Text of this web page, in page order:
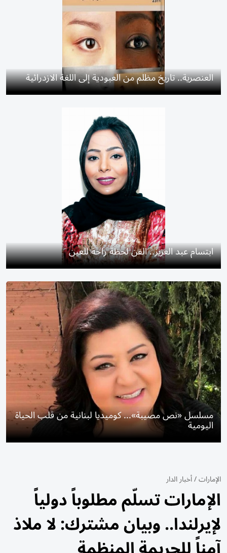
العنصرية.. تاريخ مظلم من العبودية إلى اللغة الازدرائية
ابتسام عبد العزيز.. الفن لحظة راحة للعين
مسلسل «نص مصيبة»... كوميديا لبنانية من قلب الحياة
اليومية
الإمارات/أخبار الدار
الإمارات تسلّم مطلوباً دولياً
لإيرلندا.. وبيان مشترك: لا ملاذ